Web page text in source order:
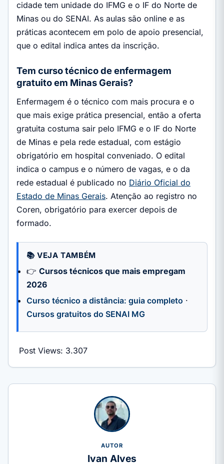
cidade tem unidade do IFMG e o IF do Norte de
Minas ou do SENAI. As aulas são online e as
práticas acontecem em polo de apoio presencial,
que o edital indica antes da inscrição.
Tem curso técnico de enfermagem
gratuito em Minas Gerais?
Enfermagem é o técnico com mais procura e o
que mais exige prática presencial, então a oferta
gratuita costuma sair pelo IFMG e o IF do Norte
de Minas e pela rede estadual, com estágio
obrigatório em hospital conveniado. O edital
indica o campus e o número de vagas, e o da
rede estadual é publicado no Diário Oficial do
Estado de Minas Gerais. Atenção ao registro no
Coren, obrigatório para exercer depois de
formado.
📚 VEJA TAMBÉM
👉 Cursos técnicos que mais empregam
2026
Curso técnico a distância: guia completo ·
Cursos gratuitos do SENAI MG
Post Views: 3.307
AUTOR
Ivan Alves